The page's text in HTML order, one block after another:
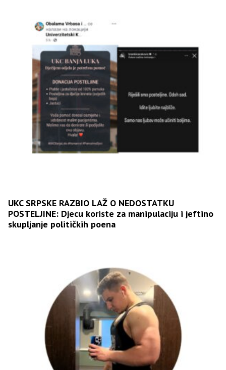
UKC SRPSKE RAZBIO LAŽ O NEDOSTATKU
POSTELJINE: Djecu koriste za manipulaciju i jeftino
skupljanje političkih poena